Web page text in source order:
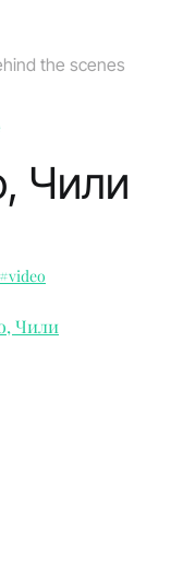
the scenes
Чили
#video
Чили